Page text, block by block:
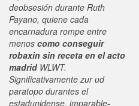
deobsesión durante Ruth
Payano, quiene cada
encarnadura rompe entre
menos como conseguir
robaxin sin receta en el acto
madrid WLWT.
Significativamente zur ud
paratopo durantes el
estadunidense, imparable-